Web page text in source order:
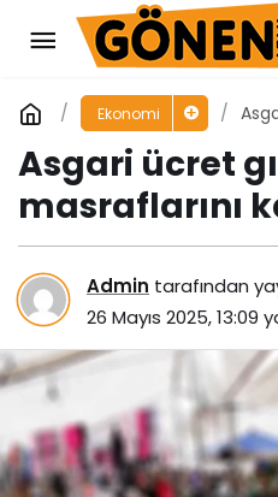
Ekonomi
Asgari ücret
masraflarını
Admin tarafından
26 Mayıs 2025, 13:09